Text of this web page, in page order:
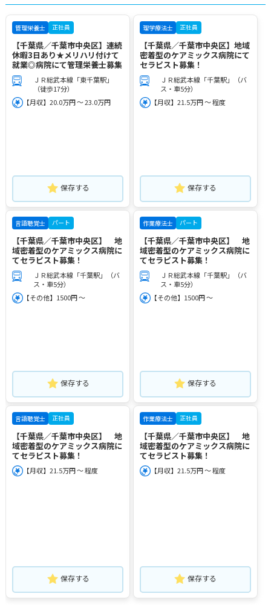
管理栄養士 正社員
【千葉県／千葉市中央区】連続
休暇3日あり★メリハリ付けて
就業◎病院にて管理栄養士募集
ＪＲ総武本線「東千葉駅」
（徒歩17分）
【月収】20.0万円 ～ 23.0万円
保存する
理学療法士 正社員
【千葉県／千葉市中央区】地域
密着型のケアミックス病院にて
セラピスト募集！
ＪＲ総武本線「千葉駅」（バ
ス・車5分）
【月収】21.5万円 ～ 程度
保存する
言語聴覚士 パート
【千葉県／千葉市中央区】 地
域密着型のケアミックス病院に
てセラピスト募集！
ＪＲ総武本線「千葉駅」（バ
ス・車5分）
【その他】1500円 ～
保存する
作業療法士 パート
【千葉県／千葉市中央区】 地
域密着型のケアミックス病院に
てセラピスト募集！
ＪＲ総武本線「千葉駅」（バ
ス・車5分）
【その他】1500円 ～
保存する
言語聴覚士 正社員
【千葉県／千葉市中央区】 地
域密着型のケアミックス病院に
てセラピスト募集！
【月収】21.5万円 ～ 程度
保存する
作業療法士 正社員
【千葉県／千葉市中央区】 地
域密着型のケアミックス病院に
てセラピスト募集！
【月収】21.5万円 ～ 程度
保存する